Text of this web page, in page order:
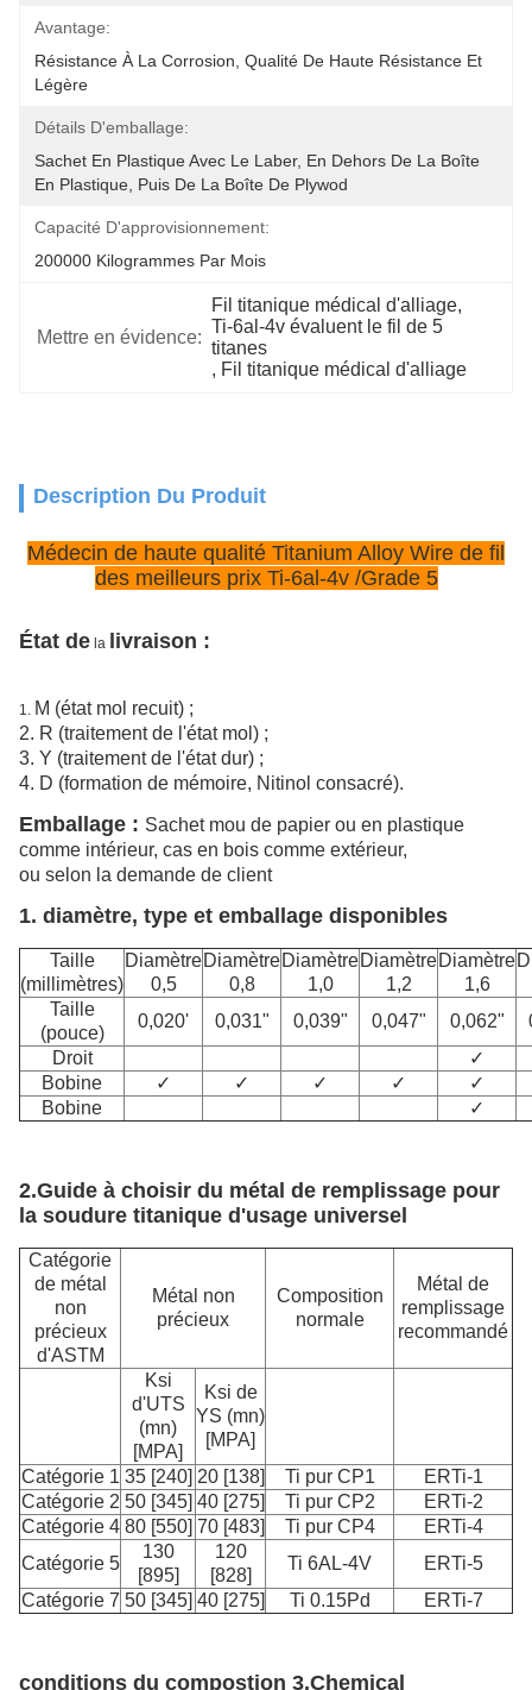
Avantage:
Résistance À La Corrosion, Qualité De Haute Résistance Et
Légère
Détails D'emballage:
Sachet En Plastique Avec Le Laber, En Dehors De La Boîte
En Plastique, Puis De La Boîte De Plywod
Capacité D'approvisionnement:
200000 Kilogrammes Par Mois
Mettre en évidence:
Fil titanique médical d'alliage,
Ti-6al-4v évaluent le fil de 5
titanes
, Fil titanique médical d'alliage
Description Du Produit
Médecin de haute qualité Titanium Alloy Wire de fil
des meilleurs prix Ti-6al-4v /Grade 5
État de la livraison :
1. M (état mol recuit) ;
2. R (traitement de l'état mol) ;
3. Y (traitement de l'état dur) ;
4. D (formation de mémoire, Nitinol consacré).
Emballage : Sachet mou de papier ou en plastique
comme intérieur, cas en bois comme extérieur,
ou selon la demande de client
1. diamètre, type et emballage disponibles
Taille
(millimètres)
Diamètre
0,5
Diamètre
0,8
Diamètre
1,0
Diamètre
1,2
Diamètre
1,6
Taille
(pouce)
0,020' 0,031" 0,039" 0,047" 0,062"
Droit
✓
Bobine
✓ ✓ ✓ ✓
✓
Bobine
✓
2.Guide à choisir du métal de remplissage pour
la soudure titanique d'usage universel
Catégorie
de métal
non
précieux
d'ASTM
Métal non
précieux
Composition
normale
Métal de
remplissage
recommandé
Ksi
d'UTS
(mn)
[MPA]
Ksi de
YS (mn)
[MPA]
Catégorie 1 35 [240] 20 [138] Ti pur CP1
ERTi-1
Catégorie 2 50 [345] 40 [275] Ti pur CP2
ERTi-2
Catégorie 4 80 [550] 70 [483] Ti pur CP4
ERTi-4
Catégorie 5
130
[895]
120
[828]
Ti 6AL-4V
ERTi-5
Catégorie 7 50 [345] 40 [275] Ti 0.15Pd ERTi-7
conditions du compostion 3.Chemical